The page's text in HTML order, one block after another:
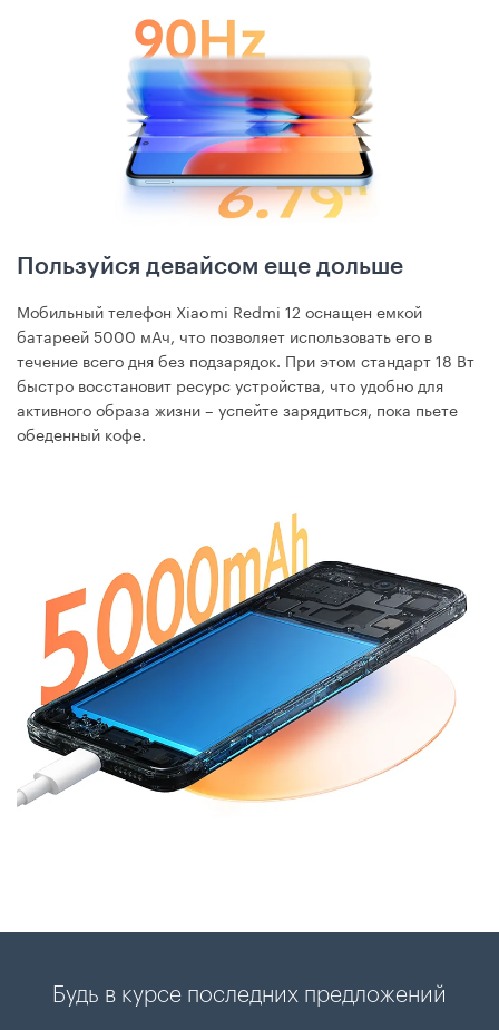
Пользуйся девайсом еще дольше
Мобильный телефон Xiaomi Redmi 12 оснащен емкой
батареей 5000 мАч, что позволяет использовать его в
течение всего дня без подзарядок. При этом стандарт 18 Вт
быстро восстановит ресурс устройства, что удобно для
активного образа жизни – успейте зарядиться, пока пьете
обеденный кофе.
Будь в курсе последних предложений